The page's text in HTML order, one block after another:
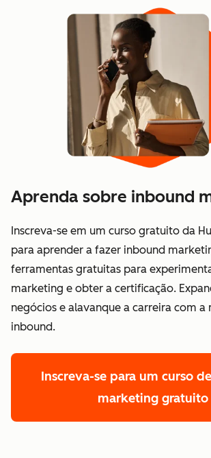
Aprenda sobre inbound
Inscreva-se em um curso gratuito da
para aprender a fazer inbound
ferramentas gratuitas para
marketing e obter a certificação.
negócios e alavanque a carreira com
inbound.
Inscreva-se para um curso
marketing gratuito